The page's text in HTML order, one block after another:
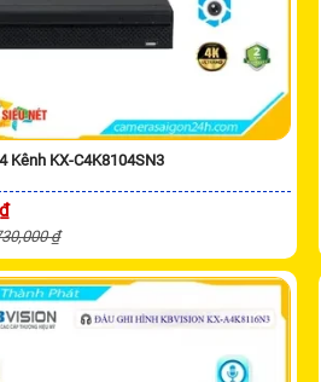
Kênh KX-C4K8104SN3
₫